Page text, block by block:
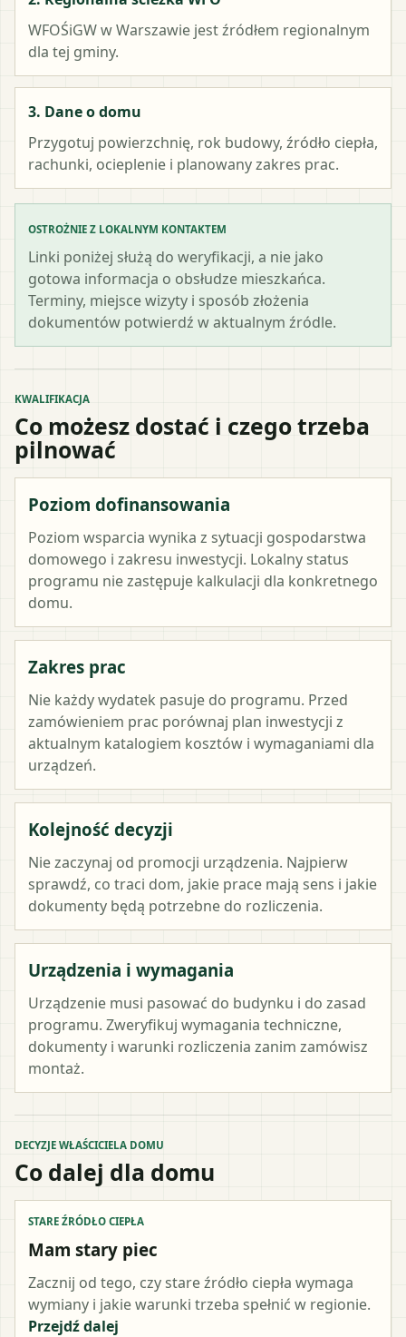
WFOŚiGW w Warszawie jest źródłem regionalnym
dla tej gminy.
3. Dane o domu
Przygotuj powierzchnię, rok budowy, źródło ciepła,
rachunki, ocieplenie i planowany zakres prac.
OSTROŻNIE Z LOKALNYM KONTAKTEM
Linki poniżej służą do weryfikacji, a nie jako
gotowa informacja o obsłudze mieszkańca.
Terminy, miejsce wizyty i sposób złożenia
dokumentów potwierdź w aktualnym źródle.
KWALIFIKACJA
Co możesz dostać i czego trzeba
pilnować
Poziom dofinansowania
Poziom wsparcia wynika z sytuacji gospodarstwa
domowego i zakresu inwestycji. Lokalny status
programu nie zastępuje kalkulacji dla konkretnego
domu.
Zakres prac
Nie każdy wydatek pasuje do programu. Przed
zamówieniem prac porównaj plan inwestycji z
aktualnym katalogiem kosztów i wymaganiami dla
urządzeń.
Kolejność decyzji
Nie zaczynaj od promocji urządzenia. Najpierw
sprawdź, co traci dom, jakie prace mają sens i jakie
dokumenty będą potrzebne do rozliczenia.
Urządzenia i wymagania
Urządzenie musi pasować do budynku i do zasad
programu. Zweryfikuj wymagania techniczne,
dokumenty i warunki rozliczenia zanim zamówisz
montaż.
DECYZJE WŁAŚCICIELA DOMU
Co dalej dla domu
STARE ŹRÓDŁO CIEPŁA
Mam stary piec
Zacznij od tego, czy stare źródło ciepła wymaga
wymiany i jakie warunki trzeba spełnić w regionie.
Przejdź dalej